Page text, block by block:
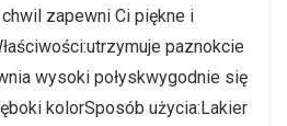
zapewni Ci piękne i
paznokcie
wysoki połyskwygodnie się
kolorSposób użycia:Lakier